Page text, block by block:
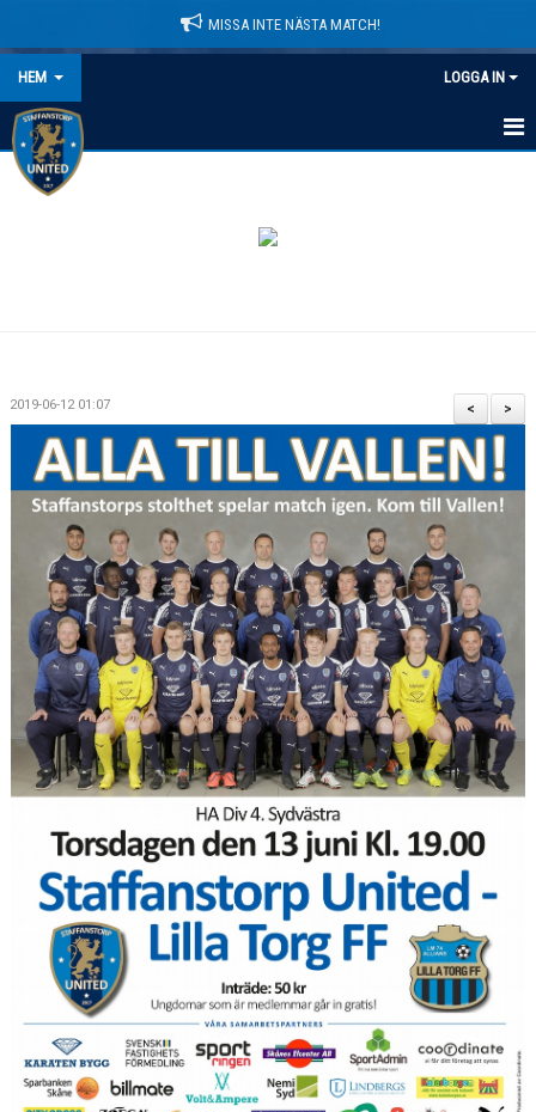
MISSA INTE NÄSTA MATCH!
HEM LOGGA IN
HEM
MEDLEMSAVGIFTER
DOKUMENT
KLÄDPROFIL
LEDARINFORMATION
STYRELSE/SEKTIONER
KONTAKT/KANSLI
PARTNERS
OM SUFC
>
<
2019-06-12 01:07